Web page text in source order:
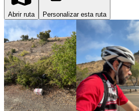
Abrir ruta Personalizar esta ruta